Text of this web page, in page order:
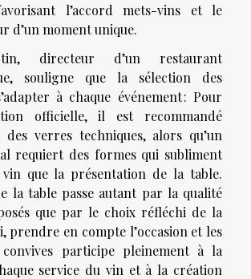
l’accord mets-vins et le
d’un moment unique.
directeur d’un restaurant
souligne que la sélection des
à chaque événement : Pour
officielle, il est recommandé
verres techniques, alors qu’un
requiert des formes qui subliment
que la présentation de la table.
la table passe autant par la qualité
que par le choix réfléchi de la
prendre en compte l’occasion et les
participe pleinement à la
service du vin et à la création